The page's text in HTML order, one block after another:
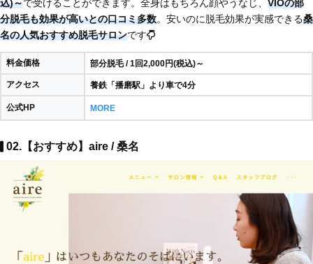
込)～で受けることができます。全身はもちろん顔やうなじ、 VIOの部
分脱毛も効果が高いとの口コミ多数。安いのに脱毛効果が実感できる桑
名の人気おすすめ脱毛サロンです
料金価格 部分脱毛 / 1回2,000円(税込)～
アクセス 養鉄「播磨駅」より車で4分
公式HP MORE
02.【おすすめ】aire / 桑名